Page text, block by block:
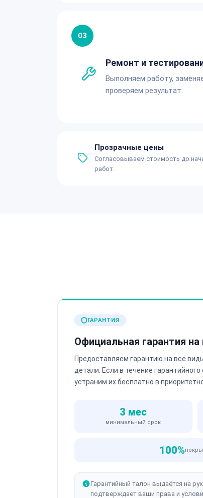
03
Ремонт и
Выполняем работу,
проверяем результат.
Прозрачные цены
Согласовываем стоимость до
работ.
ГАРАНТИЯ
Официальная гарантия
Предоставляем гарантию на все
детали. Если в течение
устраним их бесплатно в
3 мес
минимальный срок
100%
Гарантийный талон выдаётся на
подтверждает ваши права и